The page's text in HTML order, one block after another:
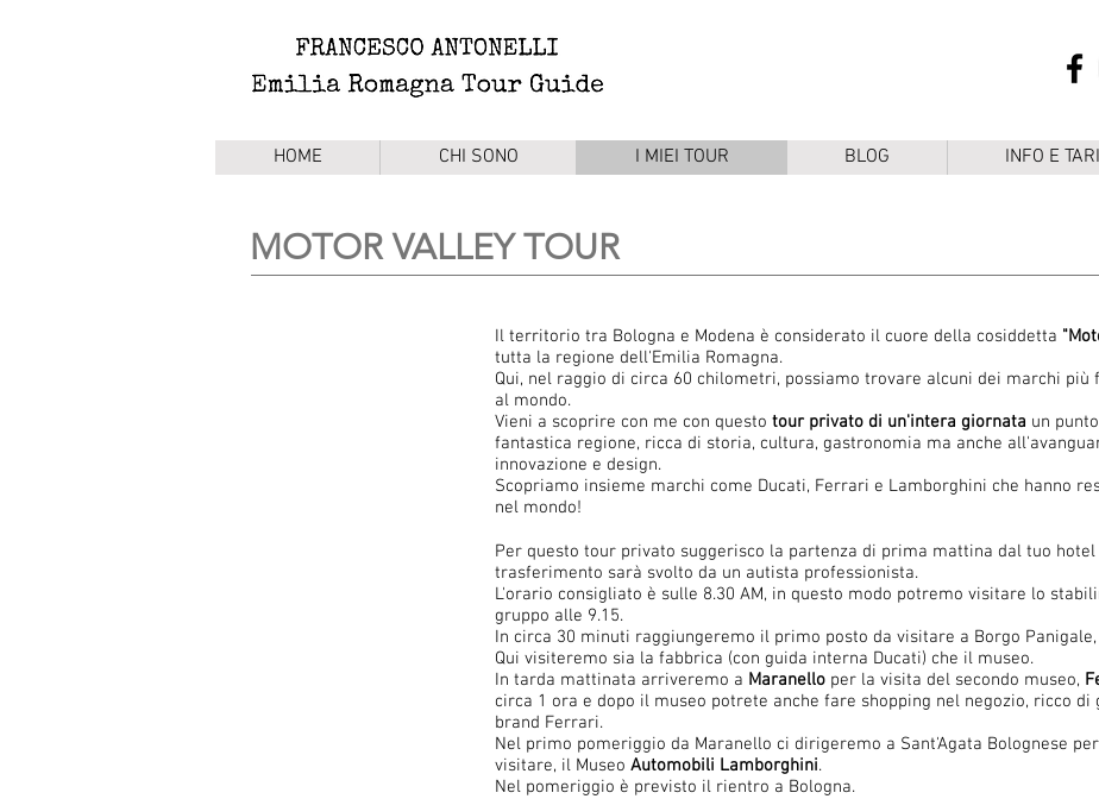
HOME CHI SONO I MIEI TOUR BLOG INFO E
MOTOR VALLEY TOUR
Il territorio tra Bologna e Modena è considerato il cuore della cosiddetta
tutta la regione dell'Emilia Romagna.
Qui, nel raggio di circa 60 chilometri, possiamo trovare alcuni dei marchi
al mondo.
Vieni a scoprire con me con questo tour privato di un'intera giornata un
fantastica regione, ricca di storia, cultura, gastronomia ma anche
innovazione e design.
Scopriamo insieme marchi come Ducati, Ferrari e Lamborghini che hanno
nel mondo!
Per questo tour privato suggerisco la partenza di prima mattina dal tuo
trasferimento sarà svolto da un autista professionista.
L'orario consigliato è sulle 8.30 AM, in questo modo potremo visitare lo
gruppo alle 9.15.
In circa 30 minuti raggiungeremo il primo posto da visitare a Borgo Panigale,
Qui visiteremo sia la fabbrica (con guida interna Ducati) che il museo.
In tarda mattinata arriveremo a Maranello per la visita del secondo museo,
circa 1 ora e dopo il museo potrete anche fare shopping nel negozio, ricco
brand Ferrari.
Nel primo pomeriggio da Maranello ci dirigeremo a Sant'Agata Bolognese
visitare, il Museo Automobili Lamborghini.
Nel pomeriggio è previsto il rientro a Bologna.